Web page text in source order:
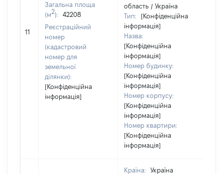
11
Загальна площа
(м2):
42208
Реєстраційний
номер
(кадастровий
номер для
земельної
ділянки):
[Конфіденційна
інформація]
область / Україна
Тип:
[Конфіденційна
інформація]
Назва:
[Конфіденційна
інформація]
Номер будинку:
[Конфіденційна
інформація]
Номер корпусу:
[Конфіденційна
інформація]
Номер квартири:
[Конфіденційна
інформація]
Країна:
Україна